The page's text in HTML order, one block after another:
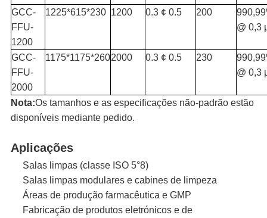
GCC-
FFU-
1200
1225*615*230 1200 0.3 ¢ 0.5 200
@ 0,3
GCC-
FFU-
2000
1175*1175*2602000 0.3 ¢ 0.5 230
@ 0,3
Nota:Os tamanhos e as especificações não-padrão estão
disponíveis mediante pedido.
Aplicações
Salas limpas (classe ISO 5°8)
Salas limpas modulares e cabines de limpeza
Áreas de produção farmacêutica e GMP
Fabricação de produtos eletrónicos e de